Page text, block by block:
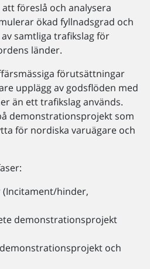
föreslå och analysera
ökad fyllnadsgrad och
samtliga trafikslag för
länder.
förutsättningar
upplägg av godsflöden med
än ett trafikslag används.
demonstrationsprojekt som
för nordiska varuägare och
(Incitament/hinder,
demonstrationsprojekt
och